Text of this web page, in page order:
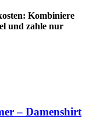
Kombiniere
und zahle nur
– Damenshirt